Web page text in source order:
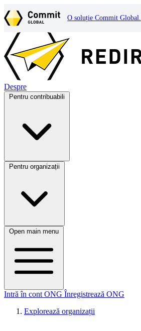
O soluție Commit Global.
Despre
Pentru contribuabili
Pentru organizații
Open main menu
Intră în cont ONG Înregistrează ONG
Explorează organizații